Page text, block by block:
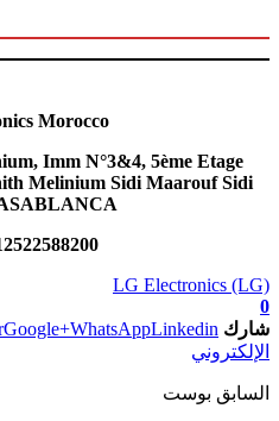
Morocco
Imm N°3&4, 5ème Etage
Melinium Sidi Maarouf Sidi
LG Electronics (LG)
0
شارك
Google+WhatsAppLinkedin
الإلكتروني
السابق بوست